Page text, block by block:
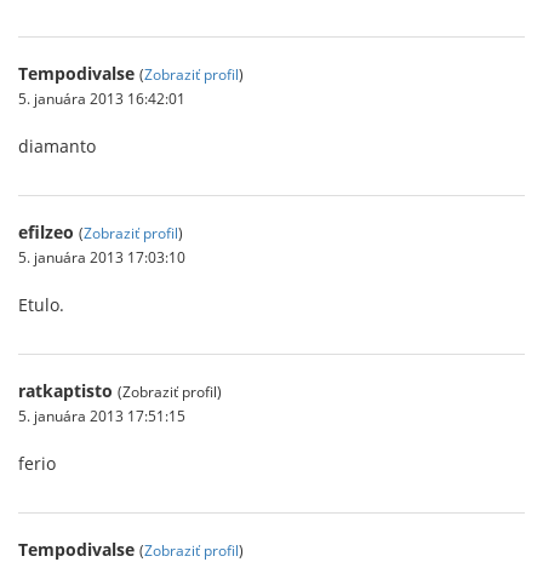
Tempodivalse (Zobraziť profil)
5. januára 2013 16:42:01
diamanto
efilzeo (Zobraziť profil)
5. januára 2013 17:03:10
Etulo.
ratkaptisto (Zobraziť profil)
5. januára 2013 17:51:15
ferio
Tempodivalse (Zobraziť profil)